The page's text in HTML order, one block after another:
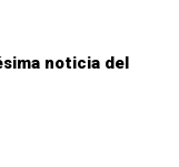
noticia del